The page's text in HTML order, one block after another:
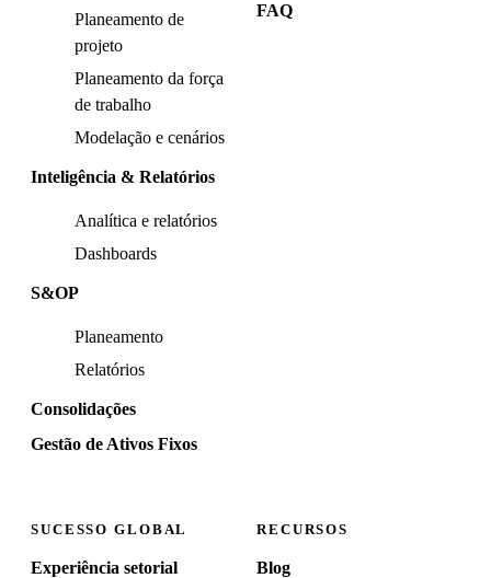
Planeamento de
projeto
Planeamento da força
de trabalho
Modelação e cenários
Inteligência & Relatórios
Analítica e relatórios
Dashboards
S&OP
Planeamento
Relatórios
Consolidações
Gestão de Ativos Fixos
FAQ
SUCESSO GLOBAL
Experiência setorial
RECURSOS
Blog